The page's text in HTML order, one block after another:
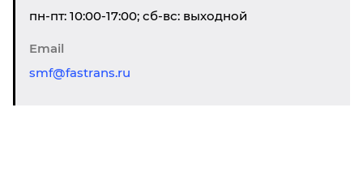
пн-пт: 10:00-17:00; сб-вс: выходной
Email
smf@fastrans.ru